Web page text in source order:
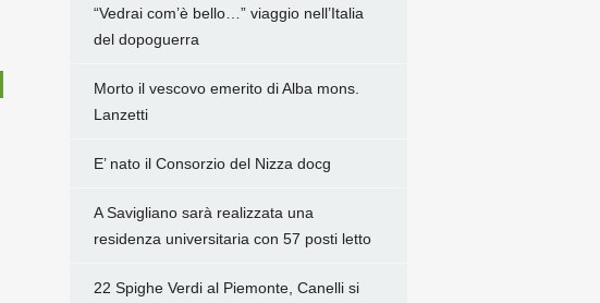
“Vedrai com’è bello…” viaggio nell’Italia
del dopoguerra
Morto il vescovo emerito di Alba mons.
Lanzetti
E’ nato il Consorzio del Nizza docg
A Savigliano sarà realizzata una
residenza universitaria con 57 posti letto
22 Spighe Verdi al Piemonte, Canelli si